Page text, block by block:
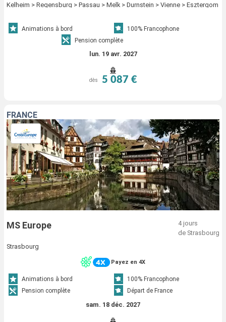
Kelheim > Regensburg > Passau > Melk > Durnstein > Vienne > Esztergom
> Cernavoda > Constanta > Cernavoda > Oltenita
Animations à bord
100% Francophone
Pension complète
lun. 19 avr. 2027
dès 5 087 €
FRANCE
MS Europe
4 jours
de Strasbourg
Strasbourg
Payez en 4X
Animations à bord
100% Francophone
Pension complète
Départ de France
sam. 18 déc. 2027